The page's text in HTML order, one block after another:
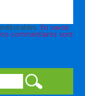
En savoir
commentaires sont